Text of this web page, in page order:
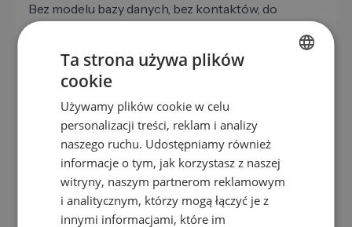
Bez modelu bazy danych, bez kontaktów, do
których inni już setki razy pisali.
Ważne:Każde narzędzie jest tylko tak dobre, jak
ICP które za nim stoi. Bez wyraźnego profilu
docelowego nawet najlepsze narzędzie dostarcza
bezdytądnych wyników.
Czas reakcji: dlaczego szybkość
decyduje o zamknięciach
FR
IT
Ta strona używa plików
cookie
Używamy plików cookie w celu
personalizacji treści, reklam i analizy
naszego ruchu. Udostępniamy również
informacje o tym, jak korzystasz z naszej
witryny, naszym partnerom reklamowym
i analitycznym, którzy mogą łączyć je z
innymi informacjami, które im